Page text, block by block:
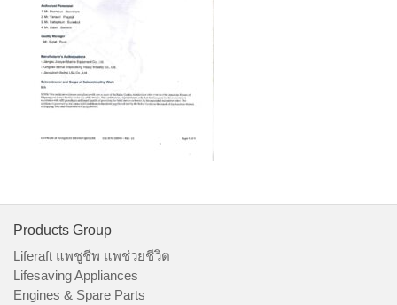
Products Group
Liferaft แพชูชีพ แพช่วยชีวิต
Lifesaving Appliances
Engines & Spare Parts